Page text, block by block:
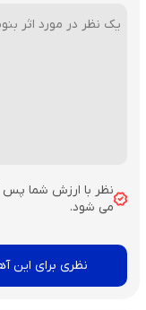
نظر با ارزش شما پس
می شود.
نظری برای این